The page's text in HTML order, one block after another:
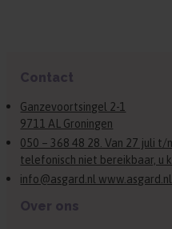
Contact
Ganzevoortsingel 2-1
9711 AL Groningen
050 – 368 48 28. Van 27 juli t/
telefonisch niet bereikbaar, u
info@asgard.nl www.asgard.nl
Over ons